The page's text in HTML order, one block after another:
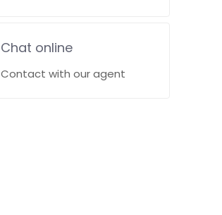
Chat online
Contact with our agent